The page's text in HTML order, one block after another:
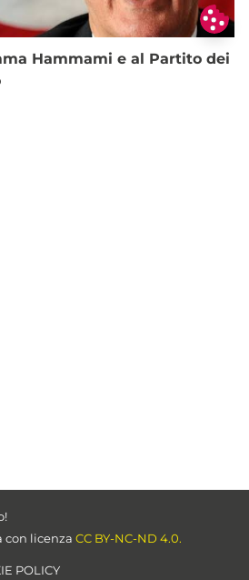
Hammami e al Partito dei
con licenza CC BY-NC-ND 4.0.
POLICY